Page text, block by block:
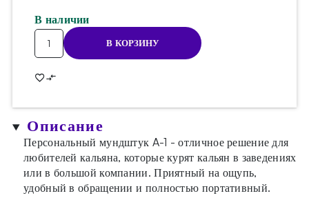
В наличии
Количество
товара
персональный
1
Blue
В КОРЗИНУ
Описание
Персональный мундштук A-1 - отличное решение для
любителей кальяна, которые курят кальян в заведениях
или в большой компании. Приятный на ощупь,
удобный в обращении и полностью портативный.